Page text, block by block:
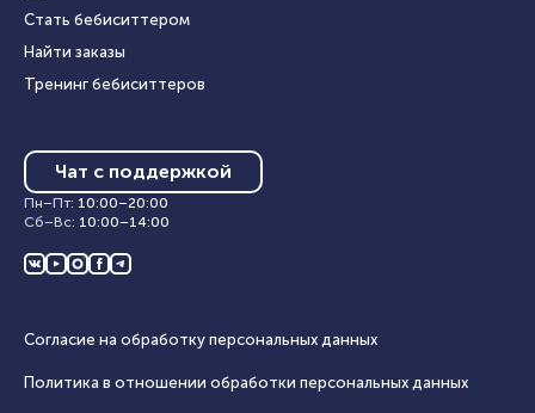
Стать бебиситтером
Найти заказы
Тренинг бебиситтеров
Чат с поддержкой
Пн–Пт: 10:00–20:00
Сб–Вс: 10:00–14:00
Согласие на обработку персональных данных
Политика в отношении обработки персональных данных